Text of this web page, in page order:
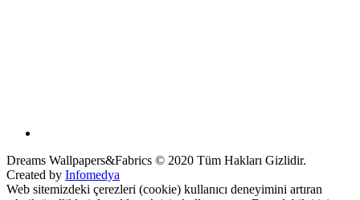
Dreams Wallpapers&Fabrics © 2020 Tüm Hakları Gizlidir.
Created by Infomedya
Web sitemizdeki çerezleri (cookie) kullanıcı deneyimini artıran